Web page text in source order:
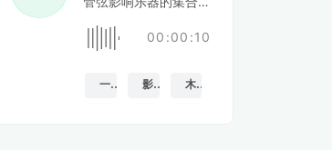
00:00:10
一枪 影响 木头